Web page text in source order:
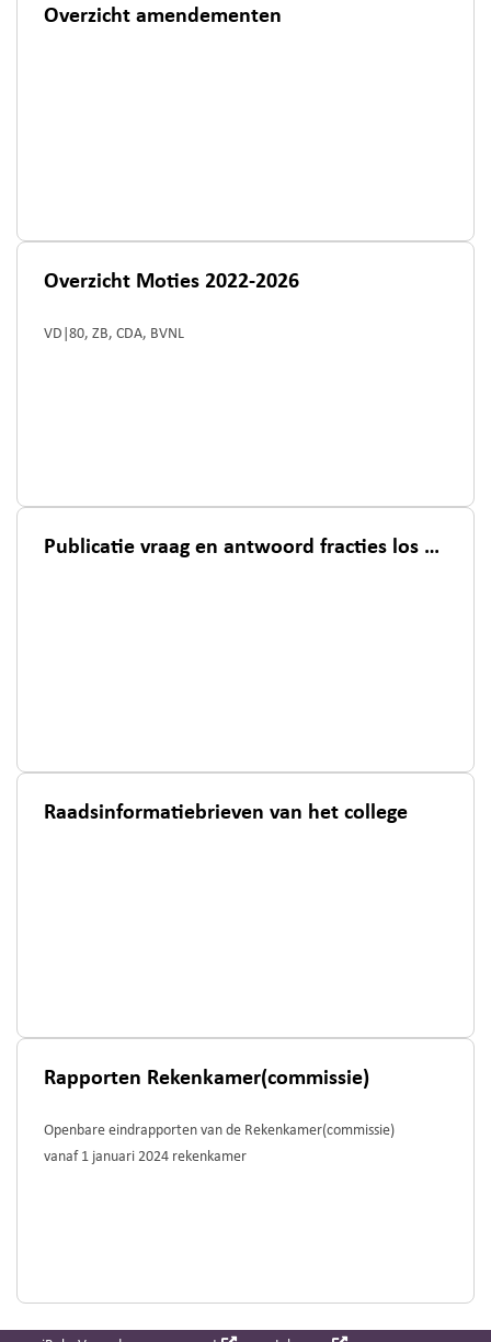
Overzicht amendementen
Overzicht Moties 2022-2026
VD|80, ZB, CDA, BVNL
Publicatie vraag en antwoord fracties los van het raadsplein
Raadsinformatiebrieven van het college
Rapporten Rekenkamer(commissie)
Openbare eindrapporten van de Rekenkamer(commissie)
vanaf 1 januari 2024 rekenkamer